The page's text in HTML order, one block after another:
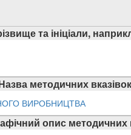
та ініціали,
методичних
ВИРОБНИЦТВА
опис методичних